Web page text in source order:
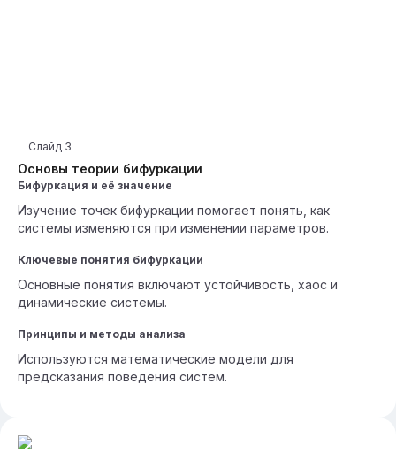
Основы теории бифуркации
Слайд 3
Бифуркация и её значение
Изучение точек бифуркации помогает понять, как
системы изменяются при изменении параметров.
Ключевые понятия бифуркации
Основные понятия включают устойчивость, хаос и
динамические системы.
Принципы и методы анализа
Используются математические модели для
предсказания поведения систем.